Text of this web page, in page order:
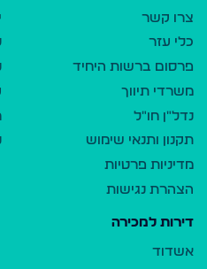
צרו קשר
כלי עזר
פרסום ברשות היחיד
משרדי תיווך
נדל"ן חו"ל
תקנון ותנאי שימוש
מדיניות פרטיות
הצהרת נגישות
דירות למכירה
אשדוד